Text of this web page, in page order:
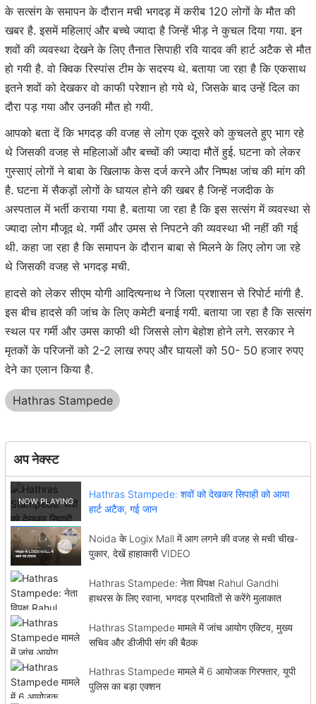
के सत्संग के समापन के दौरान मची भगदड़ में करीब 120 लोगों के मौत की
खबर है. इसमें महिलाएं और बच्चे ज्यादा है जिन्हें भीड़ ने कुचल दिया गया. इन
शवों की व्यवस्था देखने के लिए तैनात सिपाही रवि यादव की हार्ट अटैक से मौत
हो गयी है. वो क्विक रिस्पांस टीम के सदस्य थे. बताया जा रहा है कि एकसाथ
इतने शवों को देखकर वो काफी परेशान हो गये थे, जिसके बाद उन्हें दिल का
दौरा पड़ गया और उनकी मौत हो गयी.
आपको बता दें कि भगदड़ की वजह से लोग एक दूसरे को कुचलते हुए भाग रहे
थे जिसकी वजह से महिलाओं और बच्चों की ज्यादा मौतें हुई. घटना को लेकर
गुस्साएं लोगों ने बाबा के खिलाफ केस दर्ज करने और निष्पक्ष जांच की मांग की
है. घटना में सैकड़ों लोगों के घायल होने की खबर है जिन्हें नजदीक के
अस्पताल में भर्ती कराया गया है. बताया जा रहा है कि इस सत्संग में व्यवस्था से
ज्यादा लोग मौजूद थे. गर्मी और उमस से निपटने की व्यवस्था भी नहीं की गई
थी. कहा जा रहा है कि समापन के दौरान बाबा से मिलने के लिए लोग जा रहे
थे जिसकी वजह से भगदड़ मची.
हादसे को लेकर सीएम योगी आदित्यनाथ ने जिला प्रशासन से रिपोर्ट मांगी है.
इस बीच हादसे की जांच के लिए कमेटी बनाई गयी. बताया जा रहा है कि सत्संग
स्थल पर गर्मी और उमस काफी थी जिससे लोग बेहोश होने लगे. सरकार ने
मृतकों के परिजनों को 2-2 लाख रुपए और घायलों को 50- 50 हजार रुपए
देने का एलान किया है.
Hathras Stampede
अप नेक्स्ट
Hathras Stampede: शवों को देखकर सिपाही को आया
हार्ट अटैक, गई जान
Noida के Logix Mall में आग लगने की वजह से मची चीख-
पुकार, देखें हाहाकारी VIDEO
Hathras Stampede: नेता विपक्ष Rahul Gandhi
हाथरस के लिए रवाना, भगदड़ प्रभावितों से करेंगे मुलाकात
Hathras Stampede मामले में जांच आयोग एक्टिव, मुख्य
सचिव और डीजीपी संग की बैठक
Hathras Stampede मामले में 6 आयोजक गिरफ्तार, यूपी
पुलिस का बड़ा एक्शन